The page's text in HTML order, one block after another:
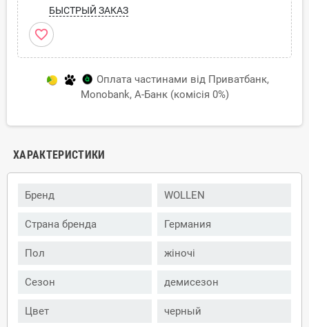
БЫСТРЫЙ ЗАКАЗ
favorite_border
Оплата частинами від Приватбанк,
Monobank, А-Банк (комісія 0%)
ХАРАКТЕРИСТИКИ
Бренд WOLLEN
Страна бренда Германия
Пол жіночі
Сезон демисезон
Цвет черный